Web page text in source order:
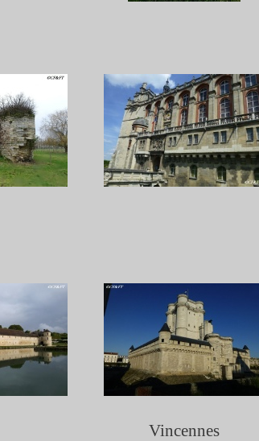
Vincennes